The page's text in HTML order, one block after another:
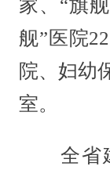
家、“旗
舰”医院
院、妇幼
室。
全省建